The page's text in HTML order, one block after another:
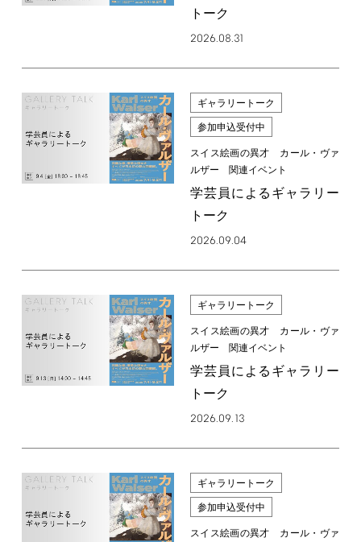
トーク
2026.08.31
ギャラリートーク
参加申込受付中
スイス絵画の異才 カール・ヴァ
ルザー 関連イベント
学芸員によるギャラリー
トーク
2026.09.04
ギャラリートーク
スイス絵画の異才 カール・ヴァ
ルザー 関連イベント
学芸員によるギャラリー
トーク
2026.09.13
ギャラリートーク
参加申込受付中
スイス絵画の異才 カール・ヴァ